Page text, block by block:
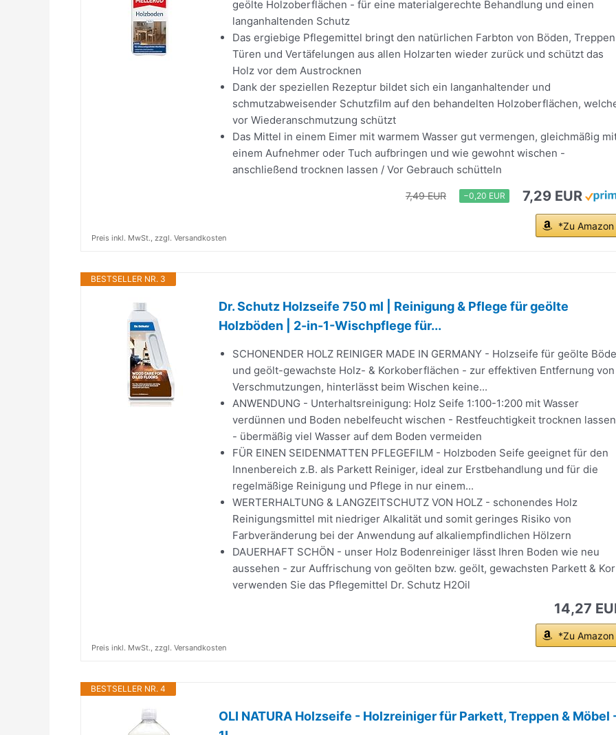
geölte Holzoberflächen - für eine materialgerechte Behandlung und einen
langanhaltenden Schutz
Das ergiebige Pflegemittel bringt den natürlichen Farbton von Böden,
Türen und Vertäfelungen aus allen Holzarten wieder zurück und schützt das
Holz vor dem Austrocknen
Dank der speziellen Rezeptur bildet sich ein langanhaltender und
schmutzabweisender Schutzfilm auf den behandelten Holzoberflächen,
vor Wiederanschmutzung schützt
Das Mittel in einem Eimer mit warmem Wasser gut vermengen, gleichmäßig
einem Aufnehmer oder Tuch aufbringen und wie gewohnt wischen -
anschließend trocknen lassen / Vor Gebrauch schütteln
7,49 EUR −0,20 EUR 7,29 EUR
*Zu Amazon
Preis inkl. MwSt., zzgl. Versandkosten
BESTSELLER NR. 3
Dr. Schutz Holzseife 750 ml | Reinigung & Pflege für geölte
Holzböden | 2-in-1-Wischpflege für...
SCHONENDER HOLZ REINIGER MADE IN GERMANY - Holzseife für geölte
und geölt-gewachste Holz- & Korkoberflächen - zur effektiven Entfernung von
Verschmutzungen, hinterlässt beim Wischen keine...
ANWENDUNG - Unterhaltsreinigung: Holz Seife 1:100-1:200 mit Wasser
verdünnen und Boden nebelfeucht wischen - Restfeuchtigkeit trocknen lassen
- übermäßig viel Wasser auf dem Boden vermeiden
FÜR EINEN SEIDENMATTEN PFLEGEFILM - Holzboden Seife geeignet für den
Innenbereich z.B. als Parkett Reiniger, ideal zur Erstbehandlung und für die
regelmäßige Reinigung und Pflege in nur einem...
WERTERHALTUNG & LANGZEITSCHUTZ VON HOLZ - schonendes Holz
Reinigungsmittel mit niedriger Alkalität und somit geringes Risiko von
Farbveränderung bei der Anwendung auf alkaliempfindlichen Hölzern
DAUERHAFT SCHÖN - unser Holz Bodenreiniger lässt Ihren Boden wie neu
aussehen - zur Auffrischung von geölten bzw. geölt, gewachsten Parkett &
verwenden Sie das Pflegemittel Dr. Schutz H2Oil
14,27
*Zu Amazon
Preis inkl. MwSt., zzgl. Versandkosten
BESTSELLER NR. 4
OLI NATURA Holzseife - Holzreiniger für Parkett, Treppen & Möbel